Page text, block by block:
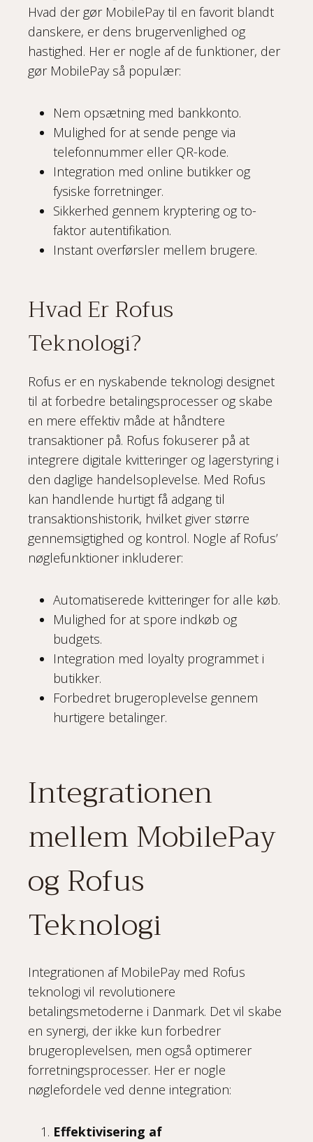
Hvad der gør MobilePay til en favorit blandt
danskere, er dens brugervenlighed og
hastighed. Her er nogle af de funktioner, der
gør MobilePay så populær:
Nem opsætning med bankkonto.
Mulighed for at sende penge via
telefonnummer eller QR-kode.
Integration med online butikker og
fysiske forretninger.
Sikkerhed gennem kryptering og to-
faktor autentifikation.
Instant overførsler mellem brugere.
Hvad Er Rofus
Teknologi?
Rofus er en nyskabende teknologi designet
til at forbedre betalingsprocesser og skabe
en mere effektiv måde at håndtere
transaktioner på. Rofus fokuserer på at
integrere digitale kvitteringer og lagerstyring i
den daglige handelsoplevelse. Med Rofus
kan handlende hurtigt få adgang til
transaktionshistorik, hvilket giver større
gennemsigtighed og kontrol. Nogle af Rofus’
nøglefunktioner inkluderer:
Automatiserede kvitteringer for alle køb.
Mulighed for at spore indkøb og
budgets.
Integration med loyalty programmet i
butikker.
Forbedret brugeroplevelse gennem
hurtigere betalinger.
Integrationen
mellem MobilePay
og Rofus
Teknologi
Integrationen af MobilePay med Rofus
teknologi vil revolutionere
betalingsmetoderne i Danmark. Det vil skabe
en synergi, der ikke kun forbedrer
brugeroplevelsen, men også optimerer
forretningsprocesser. Her er nogle
nøglefordele ved denne integration:
Effektivisering af